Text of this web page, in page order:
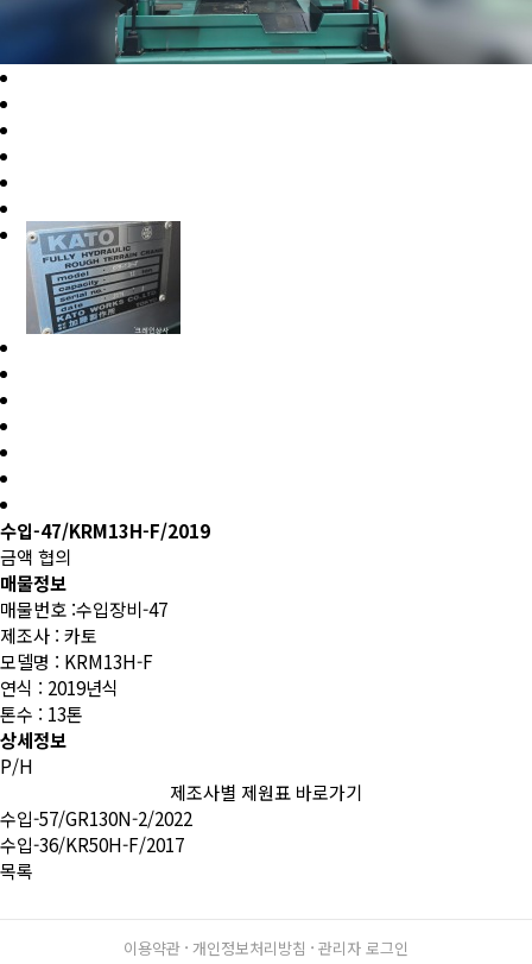
수입-47/KRM13H-F/2019
금액 협의
매물정보
매물번호 :수입장비-47
제조사 : 카토
모델명 : KRM13H-F
연식 : 2019년식
톤수 : 13톤
상세정보
P/H
제조사별 제원표 바로가기
수입-57/GR130N-2/2022
수입-36/KR50H-F/2017
목록
이용약관 개인정보처리방침 관리자 로그인